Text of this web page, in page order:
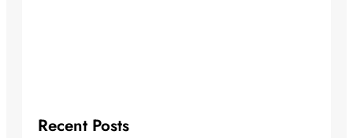
Recent Posts